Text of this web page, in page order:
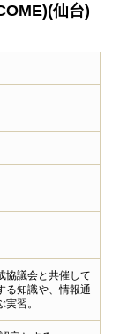
仙台)
協議会と共催して
る知識や、情報通
習。